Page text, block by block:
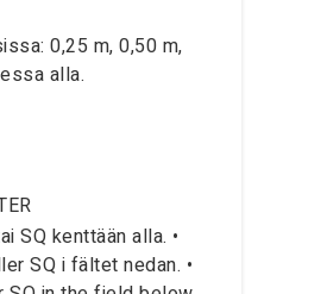
0,25 m, 0,50 m,
alla.
SQ kenttään alla. •
SQ i fältet nedan. •